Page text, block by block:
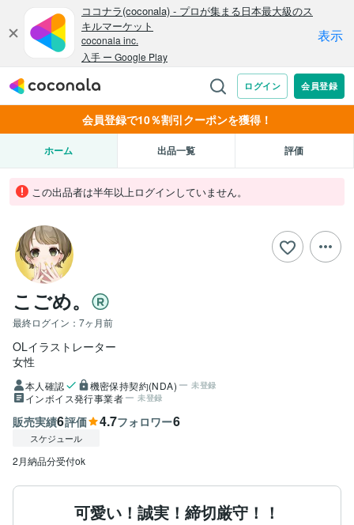
会員登録で10％割引クーポンを獲得！
ホーム 出品一覧 評価
この出品者は半年以上ログインしていません。
こごめ。
最終ログイン： 7ヶ月前
OLイラストレーター
女性
本人確認 機密保持契約(NDA) 未登録
インボイス発行事業者 未登録
販売実績6評価 4.7フォロワー6
スケジュール
2月納品分受付ok
可愛い！誠実！締切厳守！！